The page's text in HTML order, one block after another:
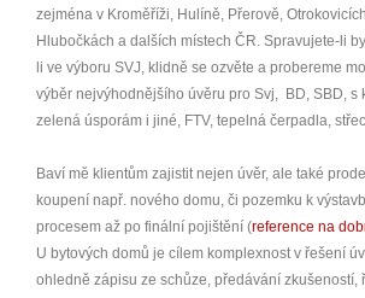
zejména v Kroměříži, Hulíně, Přerově,
Hlubočkách a dalších místech ČR. Spravujete-li
li ve výboru SVJ, klidně se ozvěte a probereme
výběr nejvýhodnějšího úvěru pro Svj, BD, SBD, s
zelená úsporám i jiné, FTV, tepelná čerpadla,
Baví mě klientům zajistit nejen úvěr, ale také
koupení např. nového domu, či pozemku k
procesem až po finální pojištění (reference na
U bytových domů je cílem komplexnost v řešení
ohledně zápisu ze schůze, předávání zkušeností,